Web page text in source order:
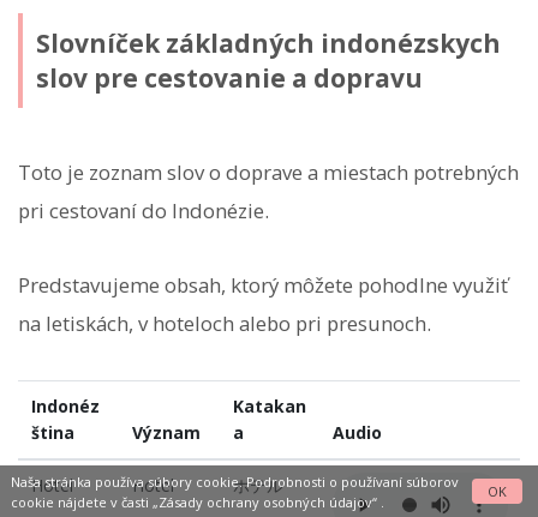
Slovníček základných indonézskych
slov pre cestovanie a dopravu
Toto je zoznam slov o doprave a miestach potrebných
pri cestovaní do Indonézie.
Predstavujeme obsah, ktorý môžete pohodlne využiť
na letiskách, v hoteloch alebo pri presunoch.
Indonéz
ština
Význam
Katakan
a
Audio
Hotel Hotel ホテル
Naša stránka používa súbory cookie. Podrobnosti o používaní súborov
cookie nájdete v časti „Zásady ochrany osobných údajov“.
OK